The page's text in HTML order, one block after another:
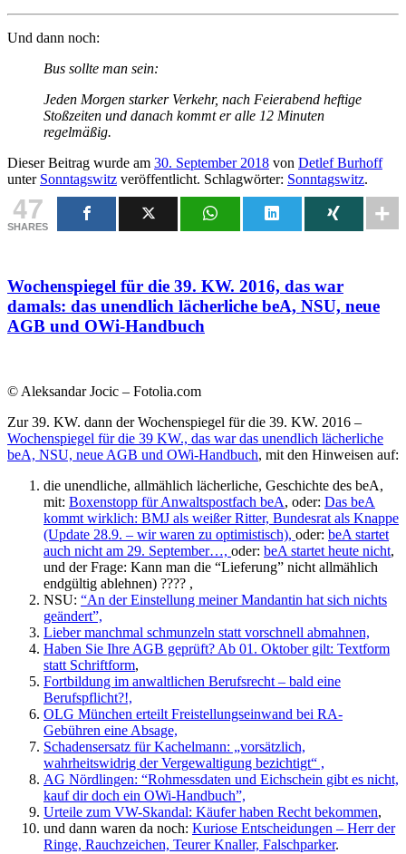
Und dann noch:
Bus sollte man sein:
Jeden Morgen starker Verkehr, nach Feierabend heftige
Stoßzeiten und danach kommt er alle 12 Minuten
regelmäßig.
Dieser Beitrag wurde am 30. September 2018 von Detlef Burhoff
unter Sonntagswitz veröffentlicht. Schlagwörter: Sonntagswitz.
47
SHARES
Wochenspiegel für die 39. KW. 2016, das war
damals: das unendlich lächerliche beA, NSU, neue
AGB und OWi-Handbuch
© Aleksandar Jocic – Fotolia.com
Zur 39. KW. dann der Wochenspiegel für die 39. KW. 2016 –
Wochenspiegel für die 39 KW., das war das unendlich lächerliche
beA, NSU, neue AGB und OWi-Handbuch, mit den Hinweisen auf:
die unendliche, allmählich lächerliche, Geschichte des beA,
mit: Boxenstopp für Anwaltspostfach beA, oder: Das beA
kommt wirklich: BMJ als weißer Ritter, Bundesrat als Knappe
(Update 28.9. – wir waren zu optimistisch), oder: beA startet
auch nicht am 29. September…, oder: beA startet heute nicht,
und der Frage: Kann man die “Lieferung” nicht allmählich
endgültig ablehnen) ???? ,
NSU: “An der Einstellung meiner Mandantin hat sich nichts
geändert”,
Lieber manchmal schmunzeln statt vorschnell abmahnen,
Haben Sie Ihre AGB geprüft? Ab 01. Oktober gilt: Textform
statt Schriftform,
Fortbildung im anwaltlichen Berufsrecht – bald eine
Berufspflicht?!,
OLG München erteilt Freistellungseinwand bei RA-
Gebühren eine Absage,
Schadensersatz für Kachelmann: „vorsätzlich,
wahrheitswidrig der Vergewaltigung bezichtigt“ ,
AG Nördlingen: “Rohmessdaten und Eichschein gibt es nicht,
kauf dir doch ein OWi-Handbuch”,
Urteile zum VW-Skandal: Käufer haben Recht bekommen,
und dann waren da noch: Kuriose Entscheidungen – Herr der
Ringe, Rauchzeichen, Teurer Knaller, Falschparker.